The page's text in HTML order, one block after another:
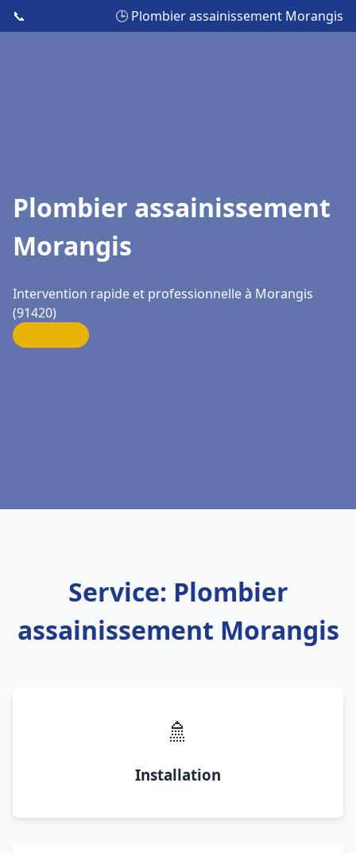
📞 🕒 Plombier assainissement Morangis
Plombier assainissement
Morangis
Intervention rapide et professionnelle à Morangis
(91420)
Service: Plombier
assainissement Morangis
🚿
Installation